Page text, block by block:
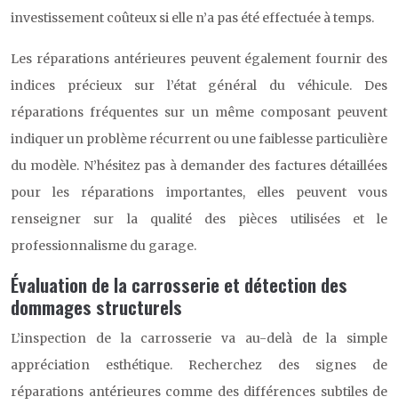
investissement coûteux si elle n’a pas été effectuée à temps.
Les réparations antérieures peuvent également fournir des
indices précieux sur l’état général du véhicule. Des
réparations fréquentes sur un même composant peuvent
indiquer un problème récurrent ou une faiblesse particulière
du modèle. N’hésitez pas à demander des factures détaillées
pour les réparations importantes, elles peuvent vous
renseigner sur la qualité des pièces utilisées et le
professionnalisme du garage.
Évaluation de la carrosserie et détection des
dommages structurels
L’inspection de la carrosserie va au-delà de la simple
appréciation esthétique. Recherchez des signes de
réparations antérieures comme des différences subtiles de